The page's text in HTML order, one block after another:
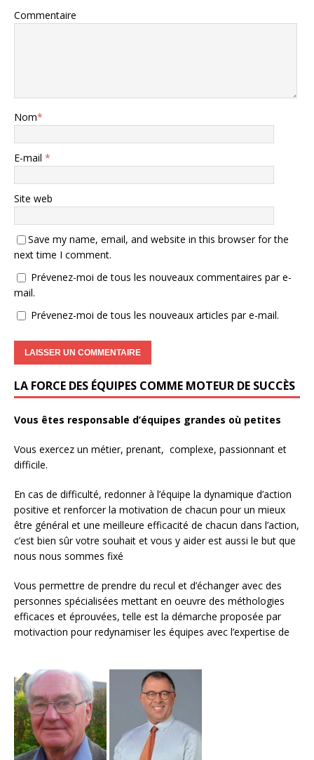
Commentaire
Nom*
E-mail *
Site web
Save my name, email, and website in this browser for the
next time I comment.
Prévenez-moi de tous les nouveaux commentaires par e-
mail.
Prévenez-moi de tous les nouveaux articles par e-mail.
LA FORCE DES ÉQUIPES COMME MOTEUR DE SUCCÈS
Vous êtes responsable d’équipes grandes où petites
Vous exercez un métier, prenant, complexe, passionnant et
difficile.
En cas de difficulté, redonner à l’équipe la dynamique d’action
positive et renforcer la motivation de chacun pour un mieux
être général et une meilleure efficacité de chacun dans l’action,
c’est bien sûr votre souhait et vous y aider est aussi le but que
nous nous sommes fixé
Vous permettre de prendre du recul et d’échanger avec des
personnes spécialisées mettant en oeuvre des méthologies
efficaces et éprouvées, telle est la démarche proposée par
motivaction pour redynamiser les équipes avec l’expertise de